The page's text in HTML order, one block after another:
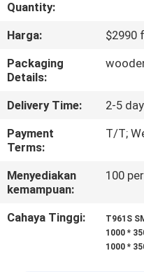
KONTROL
KUALITAS
HUBUNGI
KAMI
BERITA
SHOPPING
ON
Quantity:
Harga:
$2990
Packaging
Details:
Delivery Time:
2-5
Payment
Terms:
T/T;
Menyediakan
kemampuan:
100
Cahaya Tinggi: T961S
1000 *
1000 *